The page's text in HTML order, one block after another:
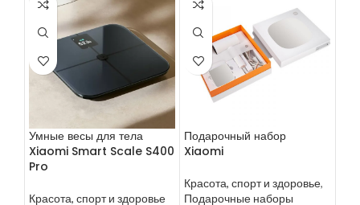
Умные весы для тела
Xiaomi Smart Scale S400
Pro
Красота, спорт и здоровье
Подарочный набор
Xiaomi
Красота, спорт и здоровье,
Подарочные наборы